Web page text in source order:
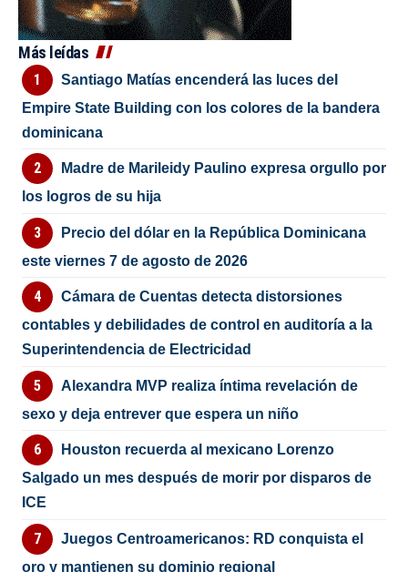
Más leídas
Santiago Matías encenderá las luces del
Empire State Building con los colores de la bandera
dominicana
Madre de Marileidy Paulino expresa orgullo por
los logros de su hija
Precio del dólar en la República Dominicana
este viernes 7 de agosto de 2026
Cámara de Cuentas detecta distorsiones
contables y debilidades de control en auditoría a la
Superintendencia de Electricidad
Alexandra MVP realiza íntima revelación de
sexo y deja entrever que espera un niño
Houston recuerda al mexicano Lorenzo
Salgado un mes después de morir por disparos de
ICE
Juegos Centroamericanos: RD conquista el
oro y mantienen su dominio regional